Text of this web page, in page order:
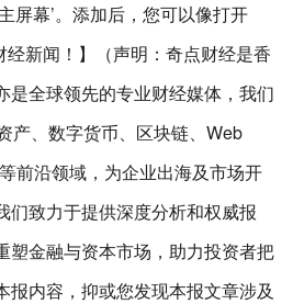
屏幕’。添加后，您可以像打开
新闻！】（声明：奇点财经是香
是全球领先的专业财经媒体，我们
产、数字货币、区块链、Web
前沿领域，为企业出海及市场开
们致力于提供深度分析和权威报
塑金融与资本市场，助力投资者把
报内容，抑或您发现本报文章涉及